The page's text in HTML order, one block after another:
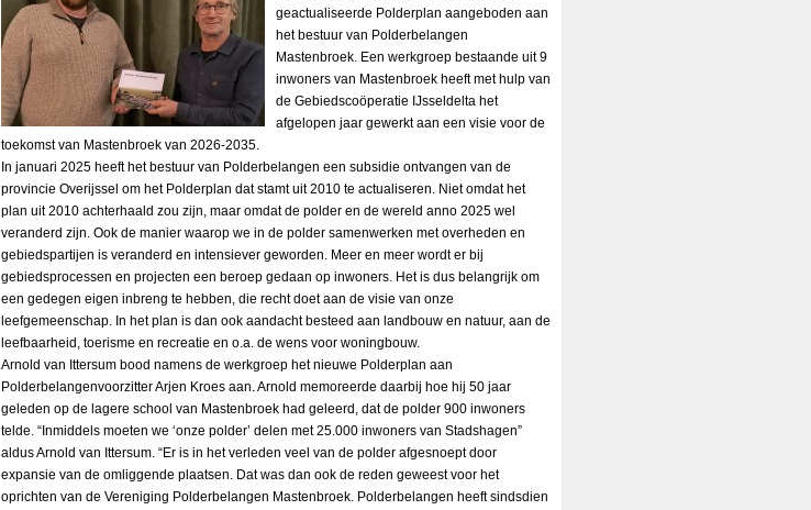
geactualiseerde Polderplan aangeboden aan
het bestuur van Polderbelangen
Mastenbroek. Een werkgroep bestaande uit 9
inwoners van Mastenbroek heeft met hulp van
de Gebiedscoöperatie IJsseldelta het
afgelopen jaar gewerkt aan een visie voor de
toekomst van Mastenbroek van 2026-2035.
In januari 2025 heeft het bestuur van Polderbelangen een subsidie ontvangen van de
provincie Overijssel om het Polderplan dat stamt uit 2010 te actualiseren. Niet omdat het
plan uit 2010 achterhaald zou zijn, maar omdat de polder en de wereld anno 2025 wel
veranderd zijn. Ook de manier waarop we in de polder samenwerken met overheden en
gebiedspartijen is veranderd en intensiever geworden. Meer en meer wordt er bij
gebiedsprocessen en projecten een beroep gedaan op inwoners. Het is dus belangrijk om
een gedegen eigen inbreng te hebben, die recht doet aan de visie van onze
leefgemeenschap. In het plan is dan ook aandacht besteed aan landbouw en natuur, aan de
leefbaarheid, toerisme en recreatie en o.a. de wens voor woningbouw.
Arnold van Ittersum bood namens de werkgroep het nieuwe Polderplan aan
Polderbelangenvoorzitter Arjen Kroes aan. Arnold memoreerde daarbij hoe hij 50 jaar
geleden op de lagere school van Mastenbroek had geleerd, dat de polder 900 inwoners
telde. “Inmiddels moeten we ‘onze polder’ delen met 25.000 inwoners van Stadshagen”
aldus Arnold van Ittersum. “Er is in het verleden veel van de polder afgesnoept door
expansie van de omliggende plaatsen. Dat was dan ook de reden geweest voor het
oprichten van de Vereniging Polderbelangen Mastenbroek. Polderbelangen heeft sindsdien